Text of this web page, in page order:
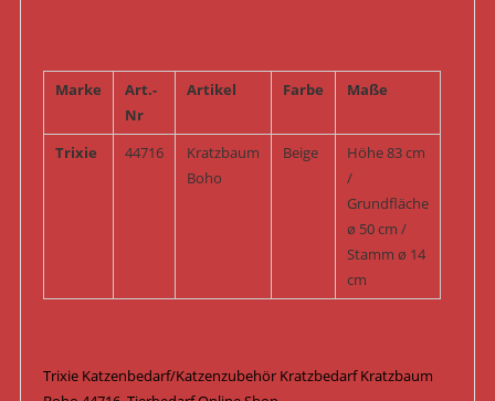
Marke
Art.-
Nr
Artikel Farbe Maße
Trixie 44716
Kratzbaum
Boho
Beige
Höhe 83 cm
/
Grundfläche
ø 50 cm /
Stamm ø 14
cm
Trixie Katzenbedarf/Katzenzubehör Kratzbedarf Kratzbaum